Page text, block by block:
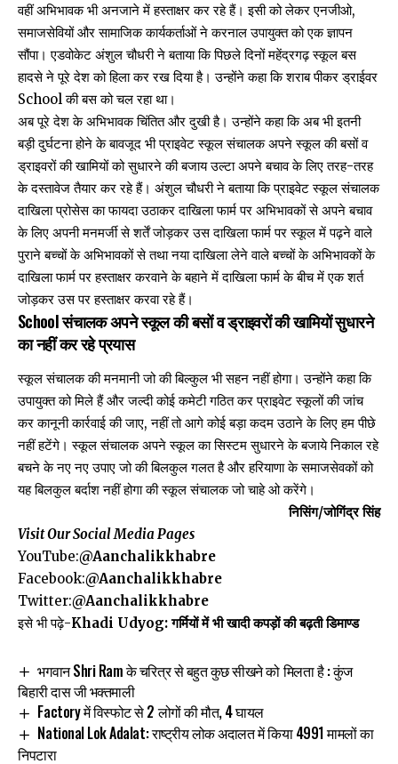
वहीं अभिभावक भी अनजाने में हस्ताक्षर कर रहे हैं। इसी को लेकर एनजीओ,
समाजसेवियों और सामाजिक कार्यकर्ताओं ने करनाल उपायुक्त को एक ज्ञापन
सौंपा। एडवोकेट अंशुल चौधरी ने बताया कि पिछले दिनों महेंद्रगढ़ स्कूल बस
हादसे ने पूरे देश को हिला कर रख दिया है। उन्होंने कहा कि शराब पीकर ड्राईवर
School की बस को चल रहा था।
अब पूरे देश के अभिभावक चिंतित और दुखी है। उन्होंने कहा कि अब भी इतनी
बड़ी दुर्घटना होने के बावजूद भी प्राइवेट स्कूल संचालक अपने स्कूल की बसों व
ड्राइवरों की खामियों को सुधारने की बजाय उल्टा अपने बचाव के लिए तरह-तरह
के दस्तावेज तैयार कर रहे हैं। अंशुल चौधरी ने बताया कि प्राइवेट स्कूल संचालक
दाखिला प्रोसेस का फायदा उठाकर दाखिला फार्म पर अभिभावकों से अपने बचाव
के लिए अपनी मनमर्जी से शर्तें जोड़कर उस दाखिला फार्म पर स्कूल में पढ़ने वाले
पुराने बच्चों के अभिभावकों से तथा नया दाखिला लेने वाले बच्चों के अभिभावकों के
दाखिला फार्म पर हस्ताक्षर करवाने के बहाने में दाखिला फार्म के बीच में एक शर्त
जोड़कर उस पर हस्ताक्षर करवा रहे हैं।
School संचालक अपने स्कूल की बसों व ड्राइवरों की खामियों सुधारने
का नहीं कर रहे प्रयास
स्कूल संचालक की मनमानी जो की बिल्कुल भी सहन नहीं होगा। उन्होंने कहा कि
उपायुक्त को मिले हैं और जल्दी कोई कमेटी गठित कर प्राइवेट स्कूलों की जांच
कर कानूनी कार्रवाई की जाए, नहीं तो आगे कोई बड़ा कदम उठाने के लिए हम पीछे
नहीं हटेंगे। स्कूल संचालक अपने स्कूल का सिस्टम सुधारने के बजाये निकाल रहे
बचने के नए नए उपाए जो की बिलकुल गलत है और हरियाणा के समाजसेवकों को
यह बिलकुल बर्दाश नहीं होगा की स्कूल संचालक जो चाहे ओ करेंगे।
निसिंग/जोगिंद्र सिंह
Visit Our Social Media Pages
YouTube:@Aanchalikkhabre
Facebook:@Aanchalikkhabre
Twitter:@Aanchalikkhabre
इसे भी पढ़े-Khadi Udyog: गर्मियों में भी खादी कपड़ों की बढ़ती डिमाण्ड
भगवान Shri Ram के चरित्र से बहुत कुछ सीखने को मिलता है : कुंज
बिहारी दास जी भक्तमाली
Factory में विस्फोट से 2 लोगों की मौत, 4 घायल
National Lok Adalat: राष्ट्रीय लोक अदालत में किया 4991 मामलों का
निपटारा